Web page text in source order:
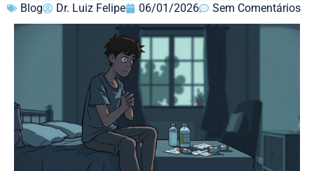
Blog Dr. Luiz Felipe 06/01/2026 Sem Comentários